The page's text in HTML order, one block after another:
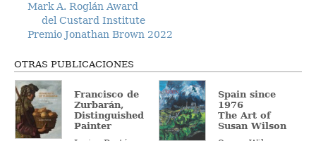
Mark A. Roglán Award
del Custard Institute
Premio Jonathan Brown 2022
OTRAS PUBLICACIONES
Francisco de
Zurbarán,
Distinguished
Painter
Spain since
1976
The Art of
Susan Wilson